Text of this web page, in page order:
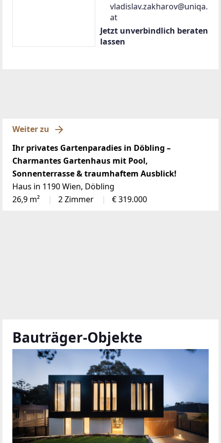
vladislav.zakharov@uniqa.
at
Jetzt unverbindlich beraten
lassen
Weiter zu
Ihr privates Gartenparadies in Döbling –
Charmantes Gartenhaus mit Pool,
Sonnenterrasse & traumhaftem Ausblick!
Haus in 1190 Wien, Döbling
26,9 m²
2 Zimmer € 319.000
Bauträger-Objekte